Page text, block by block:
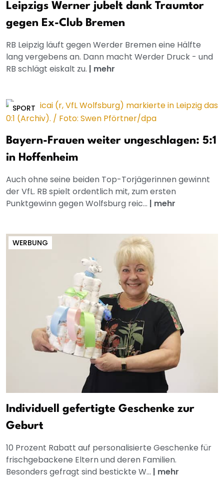
Leipzigs Werner jubelt dank Traumtor
gegen Ex-Club Bremen
RB Leipzig läuft gegen Werder Bremen eine Hälfte
lang vergebens an. Dann macht Werder Druck - und
RB schlägt eiskalt zu. | mehr
SPORT
Bayern-Frauen weiter ungeschlagen: 5:1
in Hoffenheim
Auch ohne seine beiden Top-Torjägerinnen gewinnt
der VfL. RB spielt ordentlich mit, zum ersten
Punktgewinn gegen Wolfsburg reic... | mehr
WERBUNG
Individuell gefertigte Geschenke zur
Geburt
10 Prozent Rabatt auf personalisierte Geschenke für
frischgebackene Eltern und deren Familien.
Besonders gefragt sind bestickte W... | mehr